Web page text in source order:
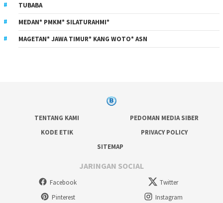
TUBABA
MEDAN* PMKM* SILATURAHMI*
MAGETAN* JAWA TIMUR* KANG WOTO* ASN
TENTANG KAMI
PEDOMAN MEDIA SIBER
KODE ETIK
PRIVACY POLICY
SITEMAP
JARINGAN SOCIAL
Facebook
Twitter
Pinterest
Instagram